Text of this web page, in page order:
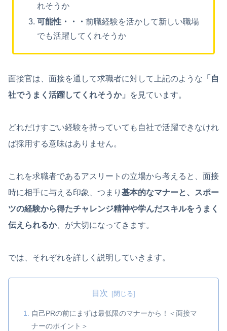
れそうか
可能性・・・ 前職経験を活かして新しい職場
でも活躍してくれそうか
面接官は、面接を通して求職者に対して上記のような 「自
社でうまく活躍してくれそうか」
を見ています。
どれだけすごい経験を持っていても自社で活躍できなけれ
ば採用する意味はありません。
これを求職者であるアスリートの立場から考えると、面接
時に相手に与える印象、つまり 基本的なマナーと、スポー
ツの経験から得たチャレンジ精神や学んだスキルをうまく
伝えられるか、が大切になってきます。
では、それぞれを詳しく説明していきます。
目次
自己PRの前にまずは最低限のマナーから！＜面接マ
ナーのポイント＞